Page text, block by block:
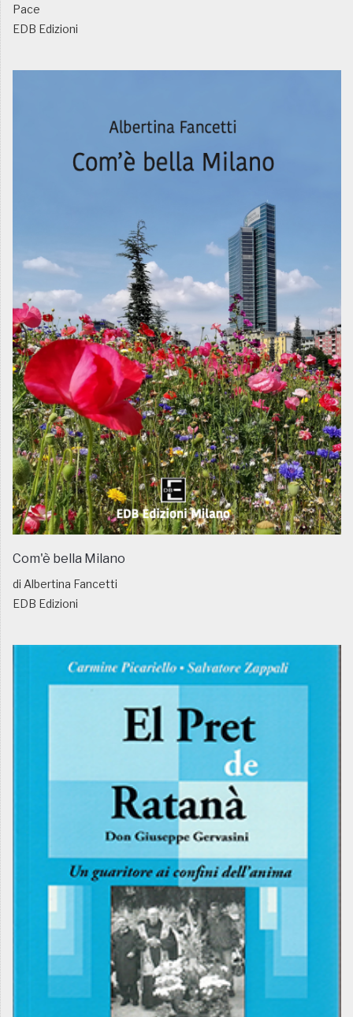
Pace
EDB Edizioni
Com'è bella Milano
di Albertina Fancetti
EDB Edizioni